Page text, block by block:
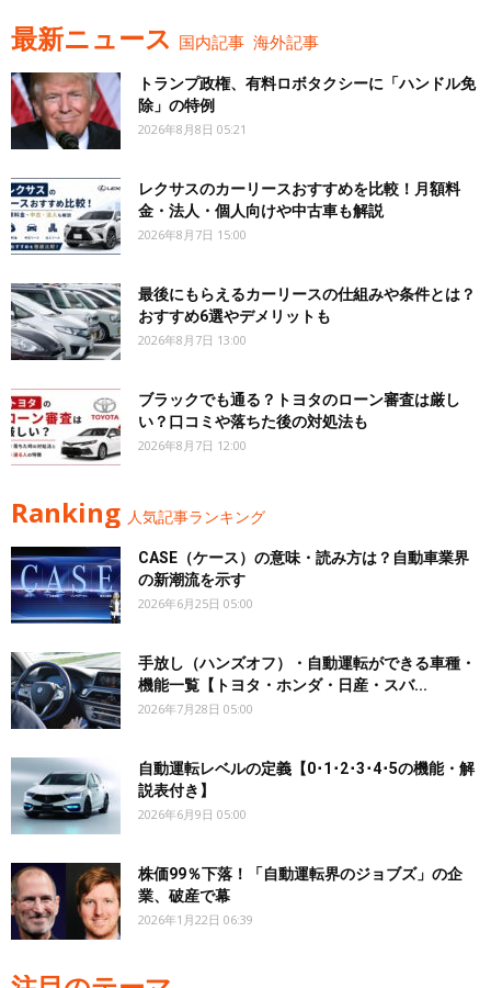
最新ニュース 国内記事 海外記事
トランプ政権、有料ロボタクシーに「ハンドル免
除」の特例
2026年8月8日 05:21
レクサスのカーリースおすすめを比較！月額料
金・法人・個人向けや中古車も解説
2026年8月7日 15:00
最後にもらえるカーリースの仕組みや条件とは？
おすすめ6選やデメリットも
2026年8月7日 13:00
ブラックでも通る？トヨタのローン審査は厳し
い？口コミや落ちた後の対処法も
2026年8月7日 12:00
Ranking 人気記事ランキング
CASE（ケース）の意味・読み方は？自動車業界
の新潮流を示す
2026年6月25日 05:00
手放し（ハンズオフ）・自動運転ができる車種・
機能一覧【トヨタ・ホンダ・日産・スバ...
2026年7月28日 05:00
自動運転レベルの定義【0･1･2･3･4･5の機能・解
説表付き】
2026年6月9日 05:00
株価99％下落！「自動運転界のジョブズ」の企
業、破産で幕
2026年1月22日 06:39